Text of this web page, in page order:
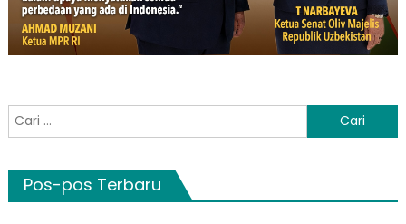
Cari
untuk:
Pos-pos Terbaru